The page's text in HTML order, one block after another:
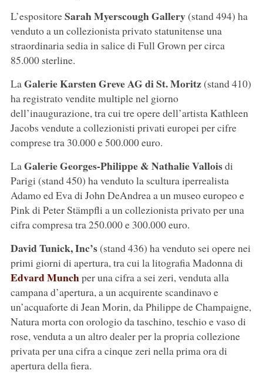
L’espositoreSarah Myerscough Gallery(stand 494) ha
venduto a un collezionista privato statunitense una
straordinaria sedia in salice di Full Grown per circa
85.000 sterline.
La Galerie Karsten Greve AG di St. Moritz(stand 410)
ha registrato vendite multiple nel giorno
dell’inaugurazione, tra cui tre opere dell’artista Kathleen
Jacobs vendute a collezionisti privati europei per cifre
comprese tra 30.000 e 500.000 euro.
La Galerie Georges-Philippe & Nathalie Valloisdi
Parigi (stand 450) ha venduto la scultura iperrealista
Adamo ed Eva di John DeAndrea a un museo europeo e
Pink di Peter Stämpfli a un collezionista privato per una
cifra compresa tra 250.000 e 300.000 euro.
David Tunick, Inc’s(stand 436) ha venduto sei opere nei
primi giorni di apertura, tra cui la litografia Madonna di
Edvard Munchper una cifra a sei zeri, venduta alla
campana d’apertura, a un acquirente scandinavo e
un’acquaforte di Jean Morin, da Philippe de Champaigne,
Natura morta con orologio da taschino, teschio e vaso di
rose, venduta a un altro dealer per la propria collezione
privata per una cifra a cinque zeri nella prima ora di
apertura della fiera.